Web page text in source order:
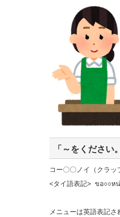
「～をください
コー〇〇ノイ（クラッ
<タイ語表記> ขอ○○ห
メニューは英語表記